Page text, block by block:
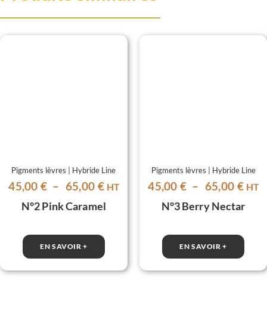
Pigments lèvres | Hybride Line
45,00€ – 65,00 €Plage
prix :
à
65,00 €
HT
N°2 Pink Caramel
EN SAVOIR +
Pigments lèvres | Hybride Line
45,00€ – 65,00 €
prix
à
HT
N°3 Berry Nectar
EN SAVOIR +